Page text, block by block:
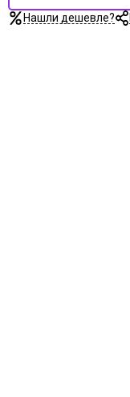
Нашли дешевле?